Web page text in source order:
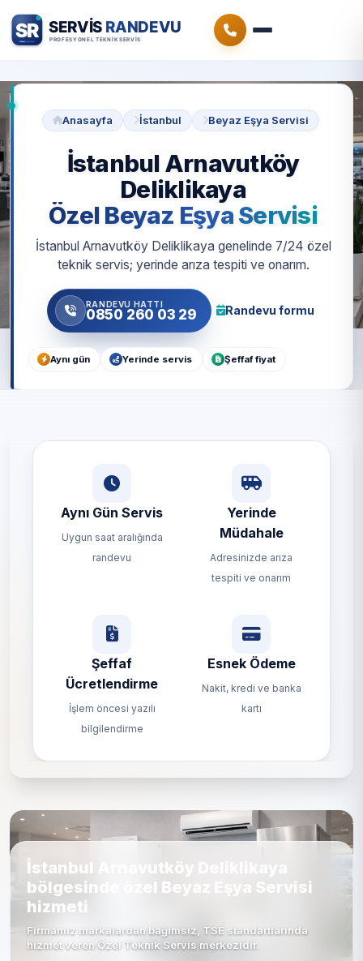
Anasayfa İstanbul Beyaz Eşya Servisi
İstanbul Arnavutköy
Deliklikaya
Özel Beyaz Eşya Servisi
İstanbul Arnavutköy Deliklikaya genelinde 7/24 özel
teknik servis; yerinde arıza tespiti ve onarım.
RANDEVU HATTI
0850 260 03 29 Randevu formu
Aynı gün Yerinde servis Şeffaf fiyat
Aynı Gün Servis
Uygun saat aralığında
randevu
Yerinde
Müdahale
Adresinizde arıza
tespiti ve onarım
Şeffaf
Ücretlendirme
İşlem öncesi yazılı
bilgilendirme
Esnek Ödeme
Nakit, kredi ve banka
kartı
İstanbul Arnavutköy Deliklikaya
bölgesinde özel Beyaz Eşya Servisi
hizmeti
Firmamız markalardan bağımsız, TSE standartlarında
hizmet veren Özel Teknik Servis merkezidir.